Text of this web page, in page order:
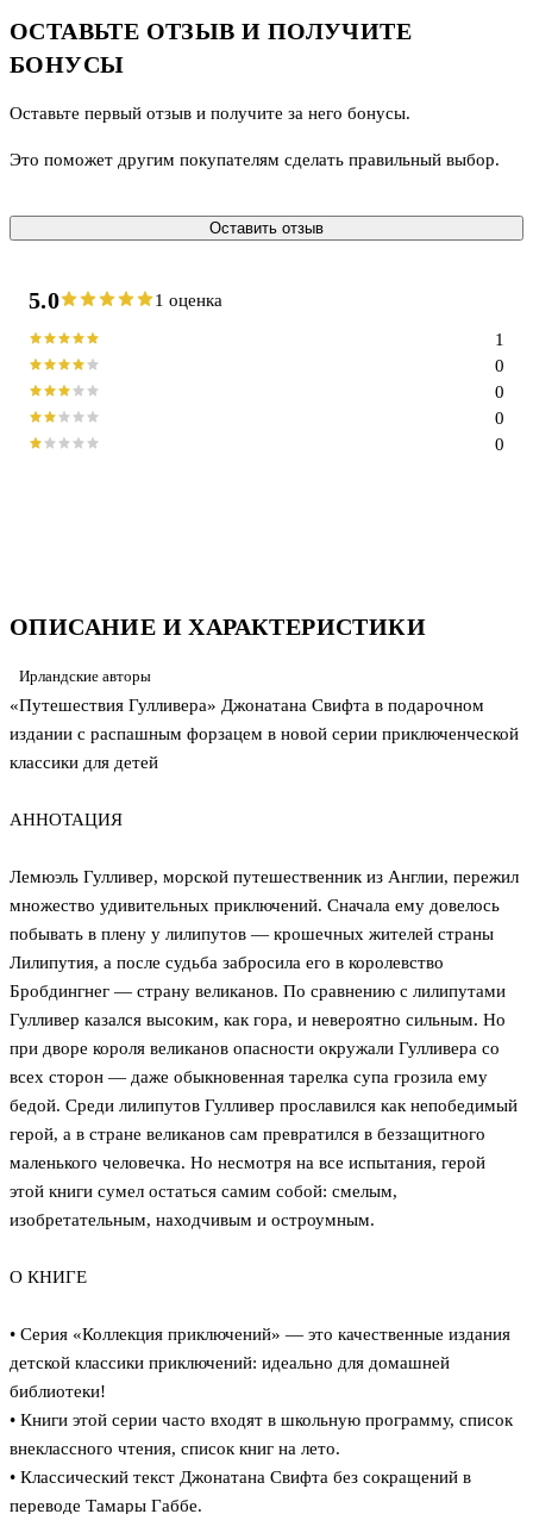
ОПИСАНИЕ И ХАРАКТЕРИСТИКИ
Ирландские авторы
«Путешествия Гулливера» Джонатана Свифта в подарочном
издании с распашным форзацем в новой серии приключенческой
классики для детей
АННОТАЦИЯ
Лемюэль Гулливер, морской путешественник из Англии, пережил
множество удивительных приключений. Сначала ему довелось
побывать в плену у лилипутов — крошечных жителей страны
Лилипутия, а после судьба забросила его в королевство
Бробдингнег — страну великанов. По сравнению с лилипутами
Гулливер казался высоким, как гора, и невероятно сильным. Но
при дворе короля великанов опасности окружали Гулливера со
всех сторон — даже обыкновенная тарелка супа грозила ему
бедой. Среди лилипутов Гулливер прославился как непобедимый
герой, а в стране великанов сам превратился в беззащитного
маленького человечка. Но несмотря на все испытания, герой
этой книги сумел остаться самим собой: смелым,
изобретательным, находчивым и остроумным.
О КНИГЕ
• Серия «Коллекция приключений» — это качественные издания
детской классики приключений: идеально для домашней
библиотеки!
• Книги этой серии часто входят в школьную программу, список
внеклассного чтения, список книг на лето.
• Классический текст Джонатана Свифта без сокращений в
переводе Тамары Габбе.
ОСТАВЬТЕ ОТЗЫВ И ПОЛУЧИТЕ
БОНУСЫ
Оставьте первый отзыв и получите за него бонусы.
Это поможет другим покупателям сделать правильный выбор.
Оставить отзыв
5.0 1 оценка
0
0
0
0
1